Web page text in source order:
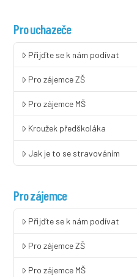
Pro uchazeče
Přijďte se k nám podívat
Pro zájemce ZŠ
Pro zájemce MŠ
Kroužek předškoláka
Jak je to se stravováním
Pro zájemce
Přijďte se k nám podívat
Pro zájemce ZŠ
Pro zájemce MŠ